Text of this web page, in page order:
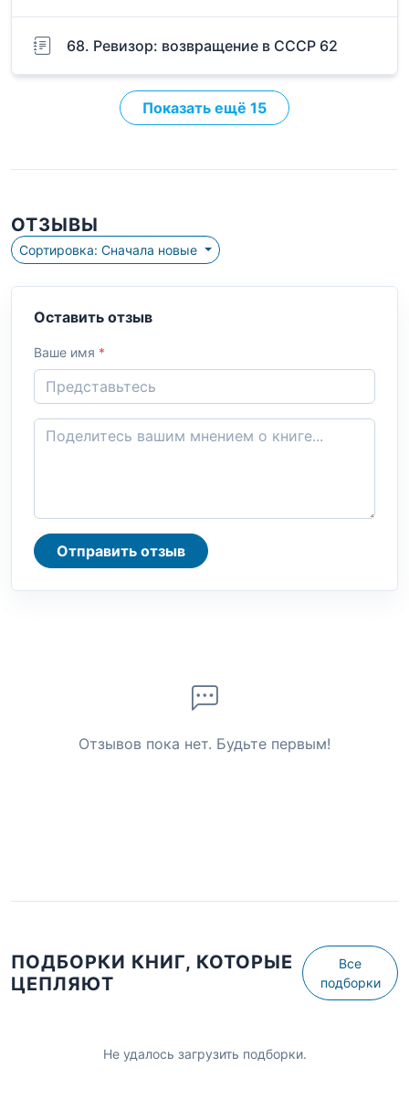
68. Ревизор: возвращение в СССР 62
Показать ещё 15
ОТЗЫВЫ
Сортировка: Сначала новые
Оставить отзыв
Ваше имя *
Отправить отзыв
Отзывов пока нет. Будьте первым!
ПОДБОРКИ КНИГ, КОТОРЫЕ
ЦЕПЛЯЮТ
Все
подборки
Не удалось загрузить подборки.